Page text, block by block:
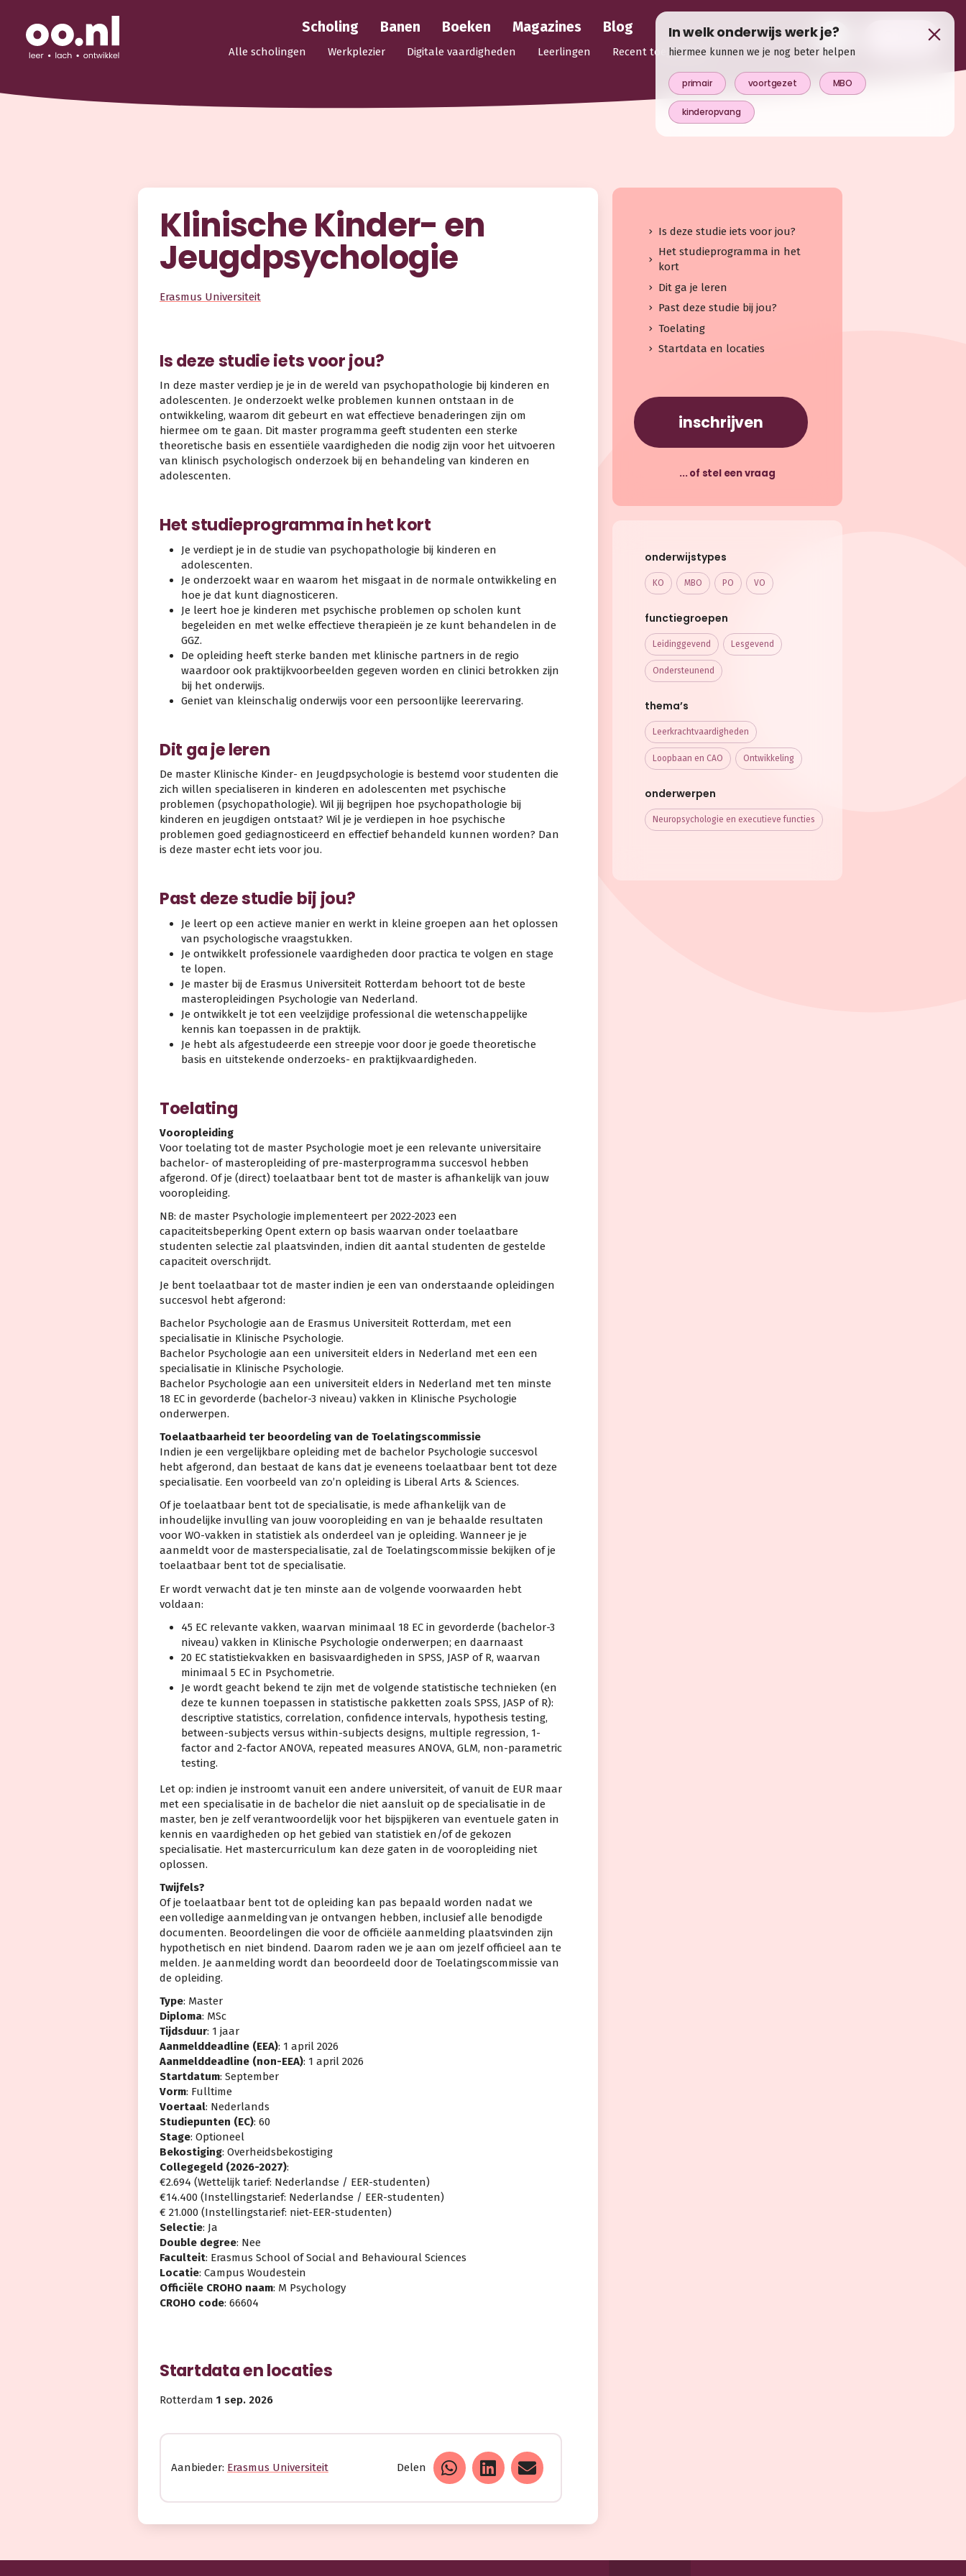
Scholing Banen Boeken Magazines Blog
Alle scholingen Werkplezier Digitale vaardigheden Leerlingen Recent toegevoegd
Klinische Kinder- en
Jeugdpsychologie
Erasmus Universiteit
Is deze studie iets voor jou?
In deze master verdiep je je in de wereld van psychopathologie bij kinderen en
adolescenten. Je onderzoekt welke problemen kunnen ontstaan in de
ontwikkeling, waarom dit gebeurt en wat effectieve benaderingen zijn om
hiermee om te gaan. Dit master programma geeft studenten een sterke
theoretische basis en essentiële vaardigheden die nodig zijn voor het uitvoeren
van klinisch psychologisch onderzoek bij en behandeling van kinderen en
adolescenten.
Het studieprogramma in het kort
Je verdiept je in de studie van psychopathologie bij kinderen en
adolescenten.
Je onderzoekt waar en waarom het misgaat in de normale ontwikkeling en
hoe je dat kunt diagnosticeren.
Je leert hoe je kinderen met psychische problemen op scholen kunt
begeleiden en met welke effectieve therapieën je ze kunt behandelen in de
GGZ.
De opleiding heeft sterke banden met klinische partners in de regio
waardoor ook praktijkvoorbeelden gegeven worden en clinici betrokken zijn
bij het onderwijs.
Geniet van kleinschalig onderwijs voor een persoonlijke leerervaring.
Dit ga je leren
De master Klinische Kinder- en Jeugdpsychologie is bestemd voor studenten die
zich willen specialiseren in kinderen en adolescenten met psychische
problemen (psychopathologie). Wil jij begrijpen hoe psychopathologie bij
kinderen en jeugdigen ontstaat? Wil je je verdiepen in hoe psychische
problemen goed gediagnosticeerd en effectief behandeld kunnen worden? Dan
is deze master echt iets voor jou.
Past deze studie bij jou?
Je leert op een actieve manier en werkt in kleine groepen aan het oplossen
van psychologische vraagstukken.
Je ontwikkelt professionele vaardigheden door practica te volgen en stage
te lopen.
Je master bij de Erasmus Universiteit Rotterdam behoort tot de beste
masteropleidingen Psychologie van Nederland.
Je ontwikkelt je tot een veelzijdige professional die wetenschappelijke
kennis kan toepassen in de praktijk.
Je hebt als afgestudeerde een streepje voor door je goede theoretische
basis en uitstekende onderzoeks- en praktijkvaardigheden.
Toelating
Vooropleiding
Voor toelating tot de master Psychologie moet je een relevante universitaire
bachelor- of masteropleiding of pre-masterprogramma succesvol hebben
afgerond. Of je (direct) toelaatbaar bent tot de master is afhankelijk van jouw
vooropleiding.
NB: de master Psychologie implementeert per 2022-2023 een
capaciteitsbeperking Opent extern op basis waarvan onder toelaatbare
studenten selectie zal plaatsvinden, indien dit aantal studenten de gestelde
capaciteit overschrijdt.
Je bent toelaatbaar tot de master indien je een van onderstaande opleidingen
succesvol hebt afgerond:
Bachelor Psychologie aan de Erasmus Universiteit Rotterdam, met een
specialisatie in Klinische Psychologie.
Bachelor Psychologie aan een universiteit elders in Nederland met een een
specialisatie in Klinische Psychologie.
Bachelor Psychologie aan een universiteit elders in Nederland met ten minste
18 EC in gevorderde (bachelor-3 niveau) vakken in Klinische Psychologie
onderwerpen.
Toelaatbaarheid ter beoordeling van de Toelatingscommissie
Indien je een vergelijkbare opleiding met de bachelor Psychologie succesvol
hebt afgerond, dan bestaat de kans dat je eveneens toelaatbaar bent tot deze
specialisatie. Een voorbeeld van zo’n opleiding is Liberal Arts & Sciences.
Of je toelaatbaar bent tot de specialisatie, is mede afhankelijk van de
inhoudelijke invulling van jouw vooropleiding en van je behaalde resultaten
voor WO-vakken in statistiek als onderdeel van je opleiding. Wanneer je je
aanmeldt voor de masterspecialisatie, zal de Toelatingscommissie bekijken of je
toelaatbaar bent tot de specialisatie.
Er wordt verwacht dat je ten minste aan de volgende voorwaarden hebt
voldaan:
45 EC relevante vakken, waarvan minimaal 18 EC in gevorderde (bachelor-3
niveau) vakken in Klinische Psychologie onderwerpen; en daarnaast
20 EC statistiekvakken en basisvaardigheden in SPSS, JASP of R, waarvan
minimaal 5 EC in Psychometrie.
Je wordt geacht bekend te zijn met de volgende statistische technieken (en
deze te kunnen toepassen in statistische pakketten zoals SPSS, JASP of R):
descriptive statistics, correlation, confidence intervals, hypothesis testing,
between-subjects versus within-subjects designs, multiple regression, 1-
factor and 2-factor ANOVA, repeated measures ANOVA, GLM, non-parametric
testing.
Let op: indien je instroomt vanuit een andere universiteit, of vanuit de EUR maar
met een specialisatie in de bachelor die niet aansluit op de specialisatie in de
master, ben je zelf verantwoordelijk voor het bijspijkeren van eventuele gaten in
kennis en vaardigheden op het gebied van statistiek en/of de gekozen
specialisatie. Het mastercurriculum kan deze gaten in de vooropleiding niet
oplossen.
Twijfels?
Of je toelaatbaar bent tot de opleiding kan pas bepaald worden nadat we
een volledige aanmelding van je ontvangen hebben, inclusief alle benodigde
documenten. Beoordelingen die voor de officiële aanmelding plaatsvinden zijn
hypothetisch en niet bindend. Daarom raden we je aan om jezelf officieel aan te
melden. Je aanmelding wordt dan beoordeeld door de Toelatingscommissie van
de opleiding.
Type: Master
Diploma: MSc
Tijdsduur: 1 jaar
Aanmelddeadline (EEA): 1 april 2026
Aanmelddeadline (non-EEA): 1 april 2026
Startdatum: September
Vorm: Fulltime
Voertaal: Nederlands
Studiepunten (EC): 60
Stage: Optioneel
Bekostiging: Overheidsbekostiging
Collegegeld (2026-2027):
€2.694 (Wettelijk tarief: Nederlandse / EER-studenten)
€14.400 (Instellingstarief: Nederlandse / EER-studenten)
€ 21.000 (Instellingstarief: niet-EER-studenten)
Selectie: Ja
Double degree: Nee
Faculteit: Erasmus School of Social and Behavioural Sciences
Locatie: Campus Woudestein
Officiële CROHO naam: M Psychology
CROHO code: 66604
Startdata en locaties
Rotterdam 1 sep. 2026
Aanbieder: Erasmus Universiteit Delen
Is deze studie iets voor jou?
Het studieprogramma in het
kort
Dit ga je leren
Past deze studie bij jou?
Toelating
Startdata en locaties
inschrijven
... of stel een vraag
onderwijstypes
KO MBO PO VO
functiegroepen
Leidinggevend Lesgevend
Ondersteunend
thema’s
Leerkracht­vaardigheden
Loopbaan en CAO Ontwikkeling
onderwerpen
Neuropsychologie en executieve functies
In welk onderwijs werk je?
hiermee kunnen we je nog beter helpen
primair voortgezet MBO
kinderopvang